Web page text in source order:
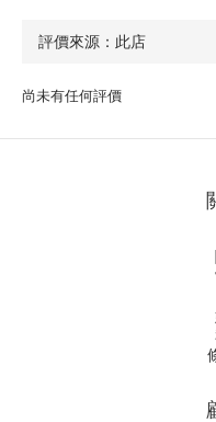
尚未有任何評價